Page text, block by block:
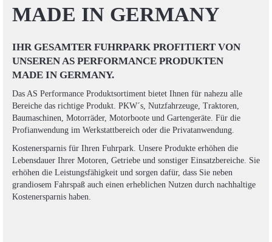
MADE IN GERMANY
IHR GESAMTER FUHRPARK PROFITIERT VON
UNSEREN AS PERFORMANCE PRODUKTEN
MADE IN GERMANY.
Das AS Performance Produktsortiment bietet Ihnen für nahezu alle
Bereiche das richtige Produkt. PKW´s, Nutzfahrzeuge, Traktoren,
Baumaschinen, Motorräder, Motorboote und Gartengeräte. Für die
Profianwendung im Werkstattbereich oder die Privatanwendung.
Kostenersparnis für Ihren Fuhrpark. Unsere Produkte erhöhen die
Lebensdauer Ihrer Motoren, Getriebe und sonstiger Einsatzbereiche. Sie
erhöhen die Leistungsfähigkeit und sorgen dafür, dass Sie neben
grandiosem Fahrspaß auch einen erheblichen Nutzen durch nachhaltige
Kostenersparnis haben.